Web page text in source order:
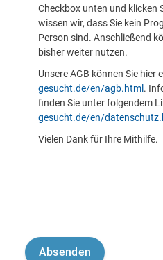
Checkbox unten und klicken
wissen wir, dass Sie kein
Person sind. Anschließend
bisher weiter nutzen.
Unsere AGB können Sie hier
gesucht.de/en/agb.html .
finden Sie unter folgendem
gesucht.de/en/
Vielen Dank für Ihre Mithilfe.